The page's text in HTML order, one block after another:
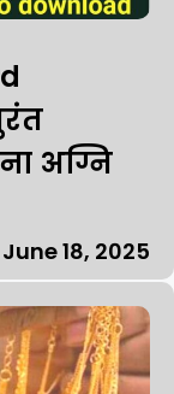
अग्नि
June 18, 2025